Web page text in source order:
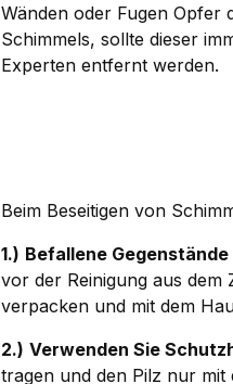
Wänden oder Fugen Opfer
Schimmels, sollte dieser
Experten entfernt werden.
Beim Beseitigen von
1.) Befallene
vor der Reinigung aus
verpacken und mit dem
2.) Verwenden Sie
tragen und den Pilz nur